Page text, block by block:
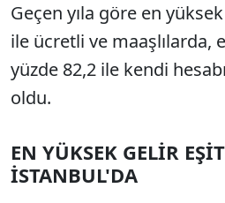
Geçen yıla göre en
ile ücretli ve maaşlılarda,
yüzde 82,2 ile kendi
oldu.
EN YÜKSEK GELİR
İSTANBUL'DA